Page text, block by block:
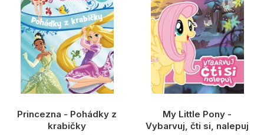
Princezna - Pohádky z
krabičky
My Little Pony -
Vybarvuj, čti si, nalepuj